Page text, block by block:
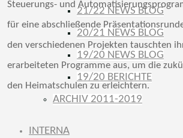
21/22 NEWS BLOG
20/21 NEWS BLOG
19/20 NEWS BLOG
19/20 BERICHTE
ARCHIV 2011-2019
INTERNA
Steuerungs- und
für eine abschließende
den verschiedenen Projekten tauschten
erarbeiteten Programme aus, um die
den Heimatschulen zu erleichtern.